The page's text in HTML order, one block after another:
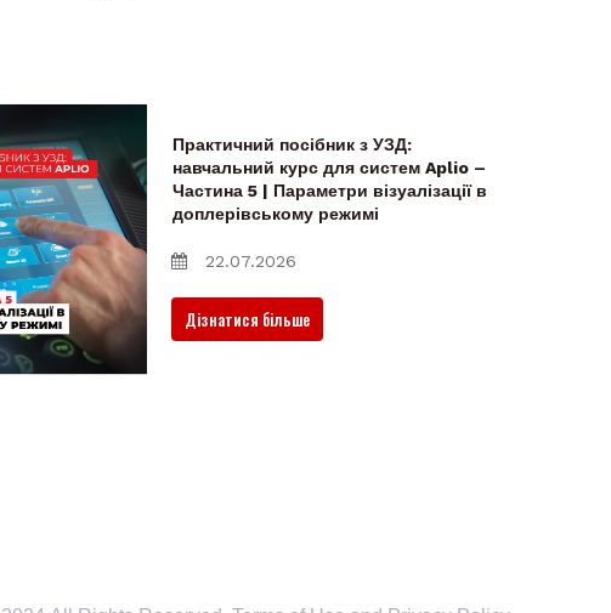
Практичний посібник з УЗД:
навчальний курс для систем Aplio –
Частина 5 | Параметри візуалізації в
доплерівському режимі
22.07.2026
Дізнатися більше